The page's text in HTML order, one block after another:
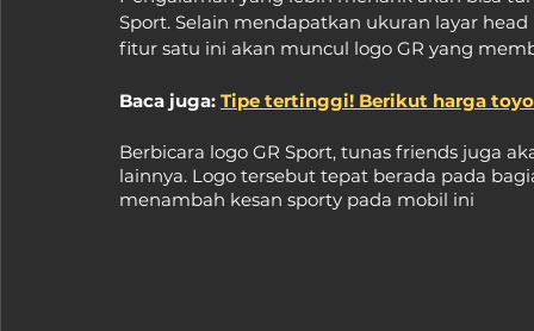
Sport. Selain mendapatkan ukuran layar
fitur satu ini akan muncul logo GR yang
Baca juga: Tipe tertinggi! Berikut harga
Berbicara logo GR Sport, tunas friends juga
lainnya. Logo tersebut tepat berada pada
menambah kesan sporty pada mobil ini